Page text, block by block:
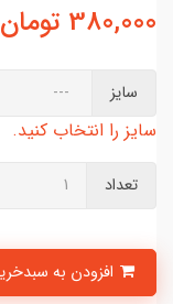
380,000 تومان
سایز
سایز را انتخاب کنید.
تعداد